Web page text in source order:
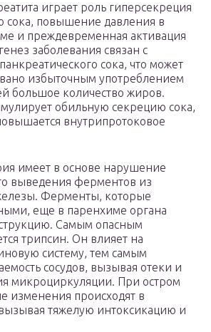
играет роль гиперсекреция
сока, повышение давления в
и преждевременная активация
заболевания связан с
сока, что может
избыточным употреблением
большое количество жиров.
обильную секрецию сока,
внутрипротоковое
имеет в основе нарушение
выведения ферментов из
Ферменты, которые
еще в паренхиме органа
Самым опасным
трипсин. Он влияет на
систему, тем самым
сосудов, вызывая отеки и
микроциркуляции. При остром
изменения происходят в
тяжелую интоксикацию и